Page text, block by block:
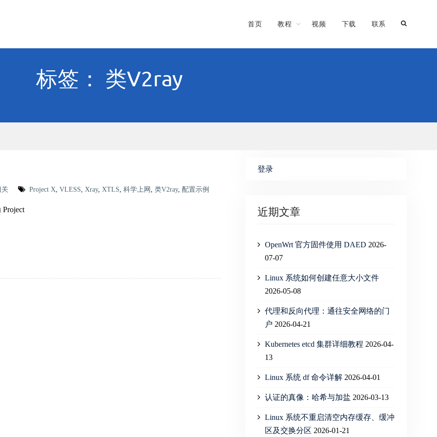
首页 教程 视频 下载 联系
标签： 类V2ray
关 Project X, VLESS, Xray, XTLS, 科学上网 , 类V2ray, 配置示例
登录
近期文章
OpenWrt 官方固件使用 DAED 2026-
07-07
Linux 系统如何创建任意大小文件
2026-05-08
代理和反向代理：通往安全网络的门
户 2026-04-21
Kubernetes etcd 集群详细教程 2026-04-
13
Linux 系统 df 命令详解 2026-04-01
认证的真像：哈希与加盐 2026-03-13
Linux 系统不重启清空内存缓存、缓冲
区及交换分区 2026-01-21